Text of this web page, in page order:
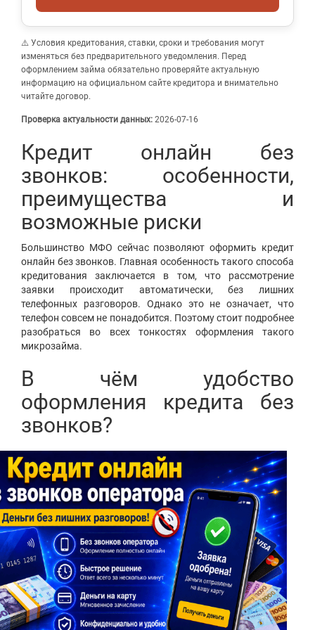
⚠️ Условия кредитования, ставки, сроки и требования могут
изменяться без предварительного уведомления. Перед
оформлением займа обязательно проверяйте актуальную
информацию на официальном сайте кредитора и внимательно
читайте договор.
Проверка актуальности данных: 2026-07-16
Кредит онлайн без
звонков: особенности,
преимущества и
возможные риски
Большинство МФО сейчас позволяют оформить кредит
онлайн без звонков. Главная особенность такого способа
кредитования заключается в том, что рассмотрение
заявки происходит автоматически, без лишних
телефонных разговоров. Однако это не означает, что
телефон совсем не понадобится. Поэтому стоит подробнее
разобраться во всех тонкостях оформления такого
микрозайма.
В чём удобство
оформления кредита без
звонков?